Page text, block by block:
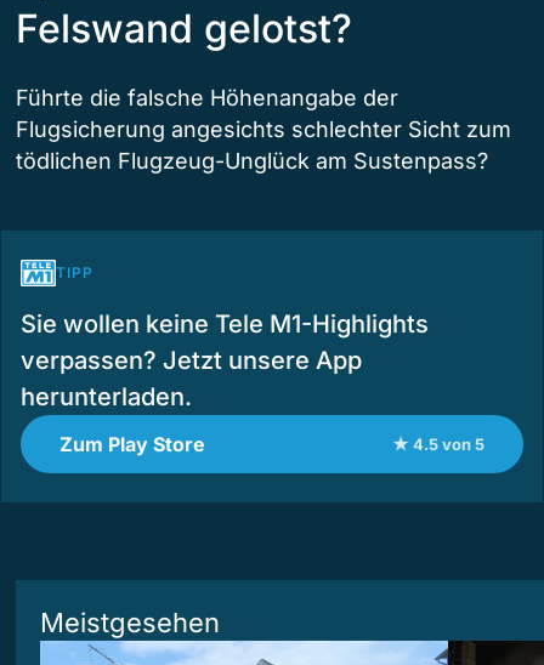
Felswand gelotst?
Führte die falsche Höhenangabe der
Flugsicherung angesichts schlechter Sicht zum
tödlichen Flugzeug-Unglück am Sustenpass?
TIPP
Sie wollen keine Tele M1-Highlights
verpassen? Jetzt unsere App
herunterladen.
Zum Play Store ★ 4.5 von 5
Meistgesehen